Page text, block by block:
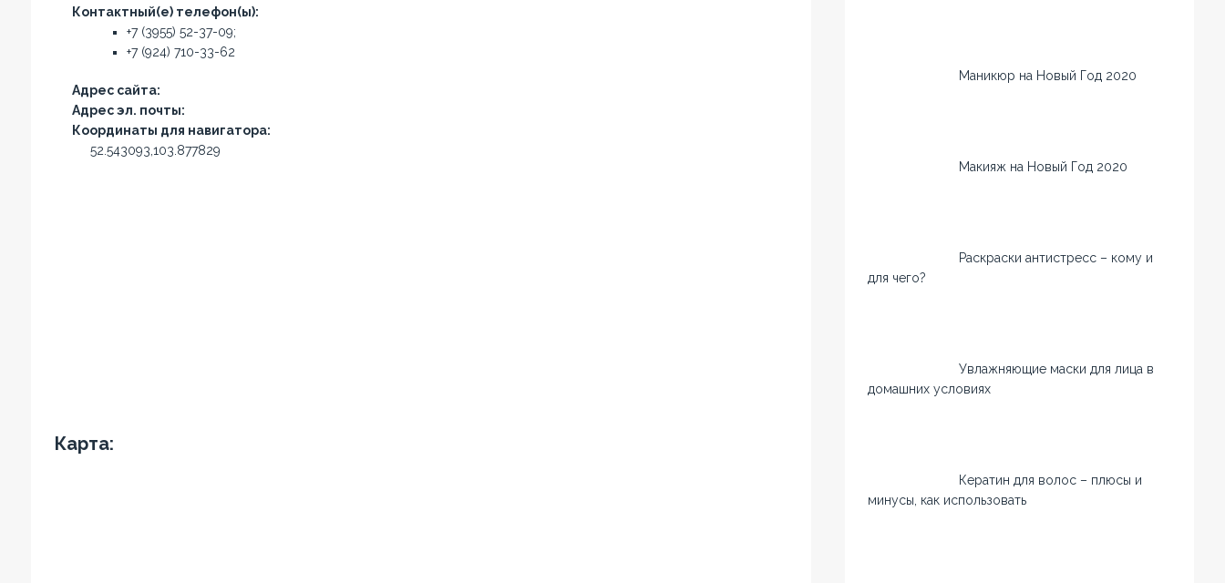
Контактный(е) телефон(ы):
+7 (3955) 52-37-09;
+7 (924) 710-33-62
Адрес сайта:
Адрес эл. почты:
Координаты для навигатора:
52.543093,103.877829
Карта:
Маникюр на Новый Год 2020
Макияж на Новый Год 2020
Раскраски антистресс – кому и
для чего?
Увлажняющие маски для лица в
домашних условиях
Кератин для волос – плюсы и
минусы, как использовать